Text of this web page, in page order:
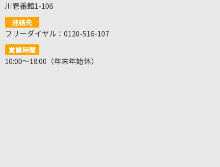
川壱番館1-106
連絡先
フリーダイヤル：0120-516-107
営業時間
10:00～18:00（年末年始休）